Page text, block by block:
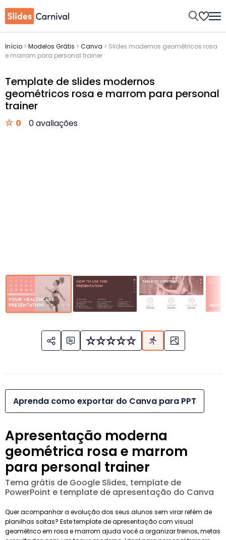
Início > Modelos Grátis > Canva > Slides modernos geométricos rosa
e marrom para personal trainer
Template de slides modernos
geométricos rosa e marrom para personal
trainer
0 0 avaliações
Aprenda como exportar do Canva para PPT
Apresentação moderna
geométrica rosa e marrom
para personal trainer
Tema grátis de Google Slides, template de
PowerPoint e template de apresentação do Canva
Quer acompanhar a evolução dos seus alunos sem virar refém de
planilhas soltas? Este template de apresentação com visual
geométrico em rosa e marrom ajuda você a organizar treinos, metas